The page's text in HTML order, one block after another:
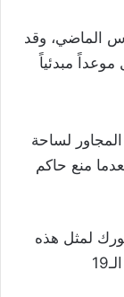
الماضي، وقد
مبدئياً
لساحة
بعدما منع حاكم
لمثل هذه